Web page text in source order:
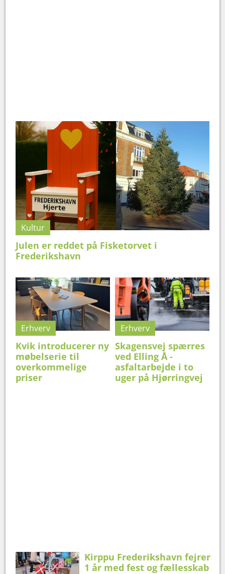
Kultur
Julen er reddet på Fisketorvet i
Frederikshavn
Erhverv
Kvik introducerer ny
møbelserie til
overkommelige
priser
Erhverv
Skagensvej spærres
ved Elling Å -
asfaltarbejde i to
uger på Hjørringvej
Kirppu Frederikshavn fejrer
1 år med fest og fællesskab